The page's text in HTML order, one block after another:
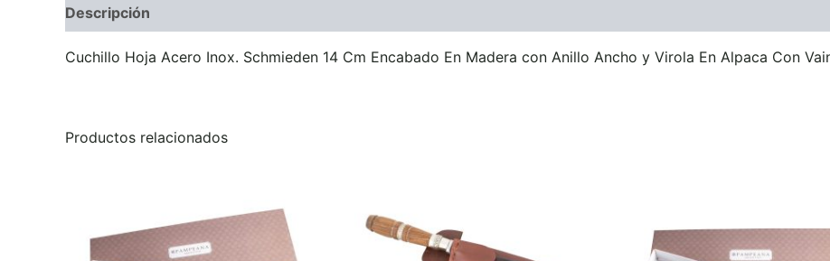
Descripción
Cuchillo Hoja Acero Inox. Schmieden 14 Cm Encabado En Madera con Anillo Ancho y Virola En Alpaca Con
Productos relacionados